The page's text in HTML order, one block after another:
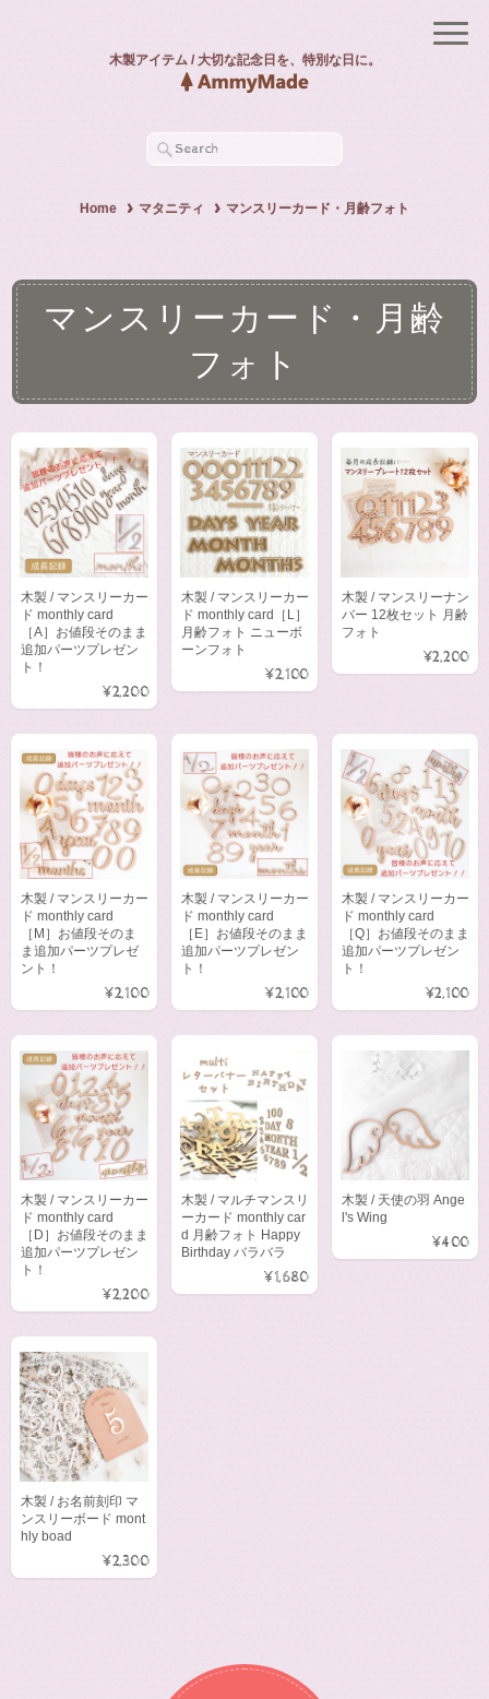
木製アイテム / 大切な記念日を、特別な日に。
Home マタニティ マンスリーカード・月齢フォト
マンスリーカード・月齢
フォト
木製 / マンスリーカー
ド monthly card
［A］お値段そのまま
追加パーツプレゼン
ト！
¥2,200
木製 / マンスリーカー
ド monthly card［L］
月齢フォト ニューボ
ーンフォト
¥2,100
木製 / マンスリーナン
バー 12枚セット 月齢
フォト
¥2,200
木製 / マンスリーカー
ド monthly card
［M］お値段そのま
ま追加パーツプレゼ
ント！
¥2,100
木製 / マンスリーカー
ド monthly card
［E］お値段そのまま
追加パーツプレゼン
ト！
¥2,100
木製 / マンスリーカー
ド monthly card
［Q］お値段そのまま
追加パーツプレゼン
ト！
¥2,100
木製 / マンスリーカー
ド monthly card
［D］お値段そのまま
追加パーツプレゼン
ト！
¥2,200
木製 / マルチマンスリ
ーカード monthly car
d 月齢フォト Happy
Birthday バラバラ
¥1,680
木製 / 天使の羽 Ange
l's Wing
¥400
木製 / お名前刻印 マ
ンスリーボード mont
hly boad
¥2,300